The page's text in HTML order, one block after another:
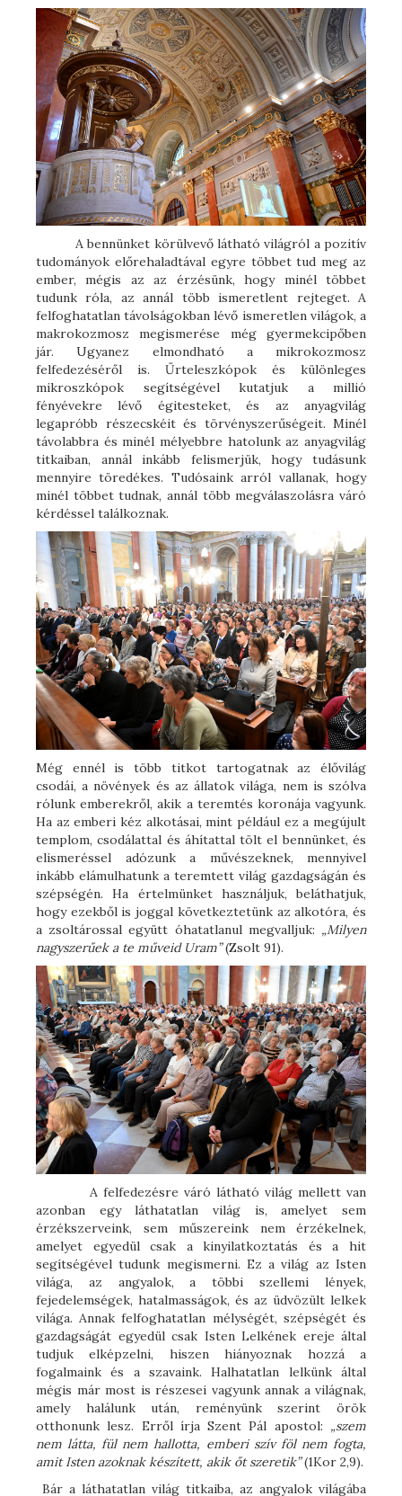
A bennünket körülvevő látható világról a pozitív
tudományok előrehaladtával egyre többet tud meg az
ember, mégis az az érzésünk, hogy minél többet
tudunk róla, az annál több ismeretlent rejteget. A
felfoghatatlan távolságokban lévő ismeretlen világok, a
makrokozmosz megismerése még gyermekcipőben
jár. Ugyanez elmondható a mikrokozmosz
felfedezéséről is. Űrteleszkópok és különleges
mikroszkópok segítségével kutatjuk a millió
fényévekre lévő égitesteket, és az anyagvilág
legapróbb részecskéit és törvényszerűségeit. Minél
távolabbra és minél mélyebbre hatolunk az anyagvilág
titkaiban, annál inkább felismerjük, hogy tudásunk
mennyire töredékes. Tudósaink arról vallanak, hogy
minél többet tudnak, annál több megválaszolásra váró
kérdéssel találkoznak.
Még ennél is több titkot tartogatnak az élővilág
csodái, a növények és az állatok világa, nem is szólva
rólunk emberekről, akik a teremtés koronája vagyunk.
Ha az emberi kéz alkotásai, mint például ez a megújult
templom, csodálattal és áhítattal tölt el bennünket, és
elismeréssel adózunk a művészeknek, mennyivel
inkább elámulhatunk a teremtett világ gazdagságán és
szépségén. Ha értelmünket használjuk, beláthatjuk,
hogy ezekből is joggal következtetünk az alkotóra, és
a zsoltárossal együtt óhatatlanul megvalljuk: „Milyen
nagyszerűek a te műveid Uram”(Zsolt 91).
A felfedezésre váró látható világ mellett van
azonban egy láthatatlan világ is, amelyet sem
érzékszerveink, sem műszereink nem érzékelnek,
amelyet egyedül csak a kinyilatkoztatás és a hit
segítségével tudunk megismerni. Ez a világ az Isten
világa, az angyalok, a többi szellemi lények,
fejedelemségek, hatalmasságok, és az üdvözült lelkek
világa. Annak felfoghatatlan mélységét, szépségét és
gazdagságát egyedül csak Isten Lelkének ereje által
tudjuk elképzelni, hiszen hiányoznak hozzá a
fogalmaink és a szavaink. Halhatatlan lelkünk által
mégis már most is részesei vagyunk annak a világnak,
amely halálunk után, reményünk szerint örök
otthonunk lesz. Erről írja Szent Pál apostol: „szem
nem látta, fül nem hallotta, emberi szív föl nem fogta,
amit Isten azoknak készített, akik őt szeretik”(1Kor 2,9).
Bár a láthatatlan világ titkaiba, az angyalok világába